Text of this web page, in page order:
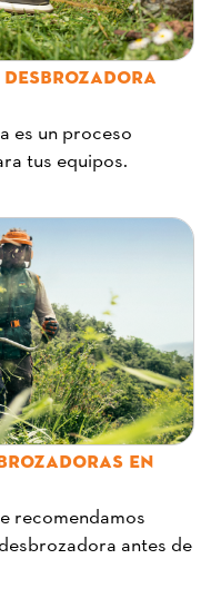
es un proceso
tus equipos.
EN
recomendamos
antes de